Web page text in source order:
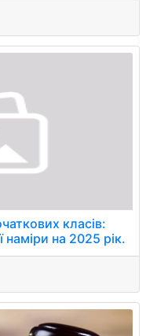
класів:
на 2025 рік.